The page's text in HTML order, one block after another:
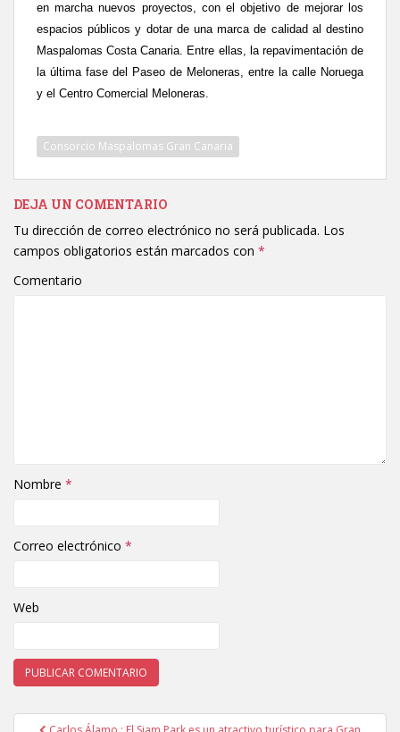
en marcha nuevos proyectos, con el objetivo de mejorar los
espacios públicos y dotar de una marca de calidad al destino
Maspalomas Costa Canaria. Entre ellas, la repavimentación de
la última fase del Paseo de Meloneras, entre la calle Noruega
y el Centro Comercial Meloneras.
Consorcio Maspalomas Gran Canaria
DEJA UN COMENTARIO
Tu dirección de correo electrónico no será publicada. Los
campos obligatorios están marcados con *
Comentario
Nombre *
Correo electrónico *
Web